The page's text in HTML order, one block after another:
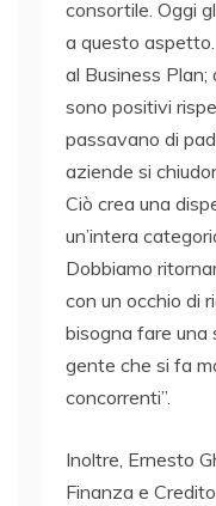
consortile. Oggi
a questo
al Business Plan;
sono positivi
passavano di
aziende si
Ciò crea una
un’intera
Dobbiamo
con un occhio di
bisogna fare una
gente che si fa
concorrenti”.
Inoltre, Ernesto
Finanza e